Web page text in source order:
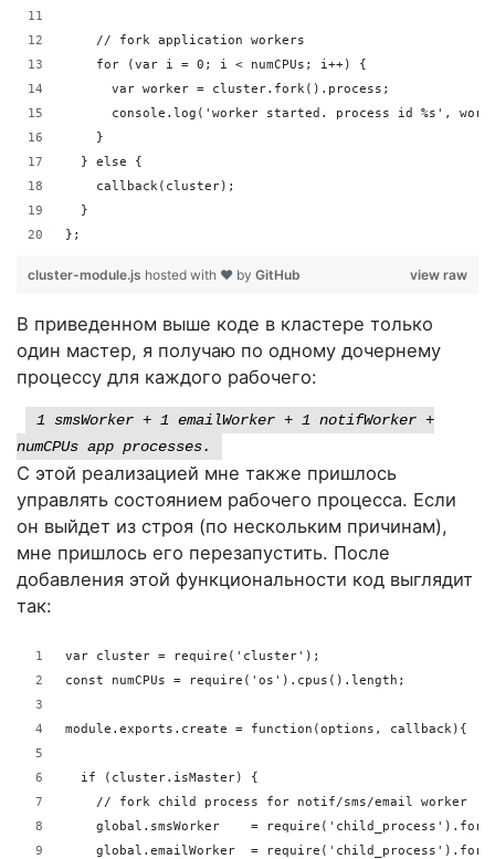
    // fork application workers
    for (var i = 0; i < numCPUs; i++) {
      var worker = cluster.fork().process;
console.log('worker started. process id %s',
    }
  } else {
    callback(cluster);
  }
};
view raw
cluster-module.js hosted with ❤ by GitHub
В приведенном выше коде в кластере только
один мастер, я получаю по одному дочернему
процессу для каждого рабочего:
1 smsWorker + 1 emailWorker + 1 notifWorker +
numCPUs app processes.
С этой реализацией мне также пришлось
управлять состоянием рабочего процесса. Если
он выйдет из строя (по нескольким причинам),
мне пришлось его перезапустить. После
добавления этой функциональности код выглядит
так:
var cluster = require('cluster');
const numCPUs = require('os').cpus().length;
module.exports.create = function(options, callback){
  if (cluster.isMaster) {
    // fork child process for notif/sms/email worker
global.smsWorker    =
global.emailWorker  =